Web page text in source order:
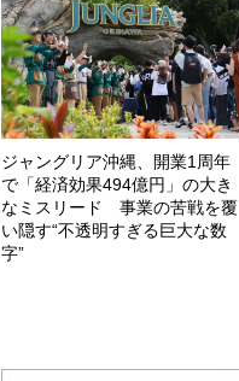
ジャングリア沖縄、開業1周年
で「経済効果494億円」の大き
なミスリード 事業の苦戦を覆
い隠す“不透明すぎる巨大な数
字”